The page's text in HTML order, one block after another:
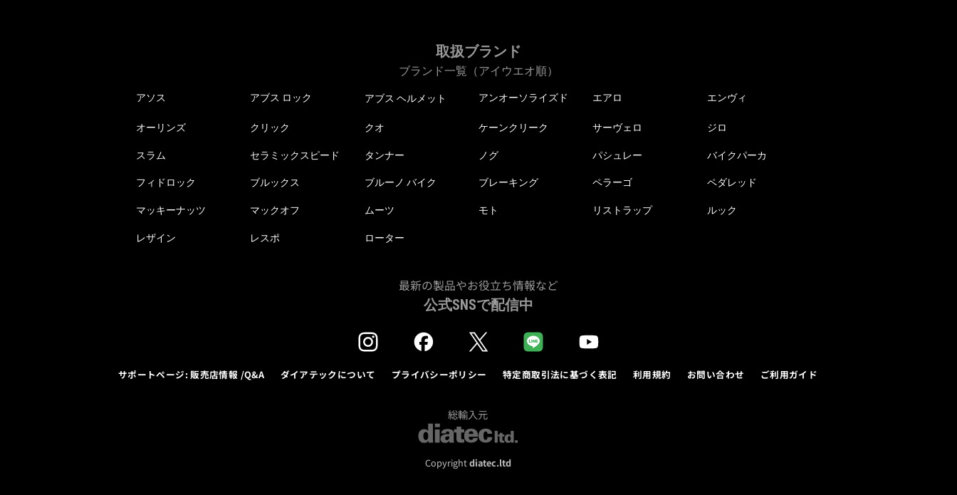
取扱ブランド
ブランド一覧（アイウエオ順）
アソス アブス ロック アブス ヘルメット アンオーソライズド エアロ エンヴィ
オーリンズ クリック クオ ケーンクリーク サーヴェロ ジロ
スラム セラミックスピード タンナー ノグ パシュレー バイクパーカ
フィドロック ブルックス ブルーノ バイク ブレーキング ペラーゴ ペダレッド
マッキーナッツ マックオフ ムーツ モト リストラップ ルック
レザイン レスポ ローター
最新の製品やお役立ち情報など
公式SNSで配信中
サポートページ: 販売店情報 /Q&A ダイアテックについて プライバシーポリシー 特定商取引法に基づく表記 利用規約 お問い合わせ ご利用ガイド
総輸入元
Copyrightdiatec.ltd